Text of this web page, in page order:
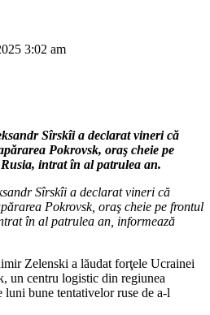
3:02 am
Sîrskîi a declarat vineri că
Pokrovsk, oraş cheie pe
intrat în al patrulea an.
Sîrskîi a declarat vineri că
Pokrovsk, oraş cheie pe frontul
în al patrulea an, informează
Zelenski a lăudat forţele Ucrainei
un centru logistic din regiunea
luni bune tentativelor ruse de a-l